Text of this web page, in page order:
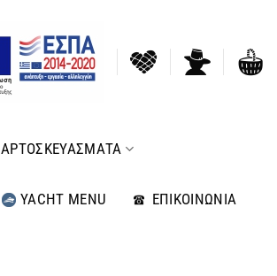
ΑΡΤΟΣΚΕΥΑΣΜΑΤΑ
YACHT MENU ΕΠΙΚΟΙΝΩΝΙΑ